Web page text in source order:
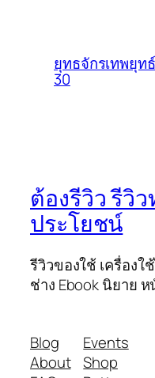
ยุทธจักรเทพยุท
30
ต้องรีวิว รีวิ
ประโยชน์
รีวิวของใช้ เครื่องใ
ช่าง Ebook นิยาย ห
Blog
About
Events
Shop